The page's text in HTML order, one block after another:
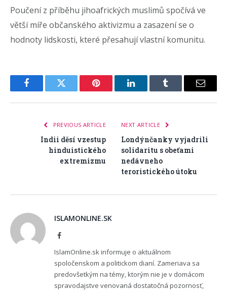
Poučení z příběhu jihoafrických muslimů spočívá ve
větší míře občanského aktivizmu a zasazení se o
hodnoty lidskosti, které přesahují vlastní komunitu.
FacebookTwitter Pinterest LinkedInTumblr Email
PREVIOUS ARTICLE
Indii děsí vzestup
hinduistického
extremizmu
NEXT ARTICLE
Londýnčanky vyjadrili
solidaritu s obeťami
nedávneho
teroristického útoku
ISLAMONLINE.SK
Facebook
IslamOnline.sk informuje o aktuálnom
spoločenskom a politickom dianí. Zameriava sa
predovšetkým na témy, ktorým nie je v domácom
spravodajstve venovaná dostatočná pozornosť,